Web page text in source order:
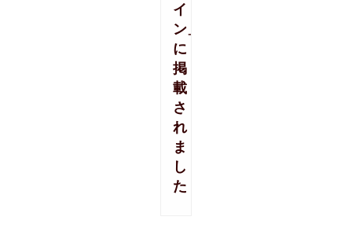
イ
ン」
に
掲
載
さ
れ
ま
し
た